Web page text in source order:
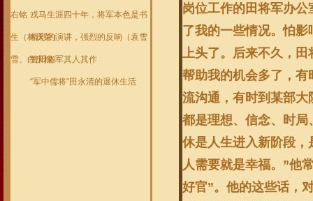
右铭 戎马生涯四十年，将军本色是书
生（林庆荣）
精彩的演讲，强烈的反响（袁雪
雪、白庆槐）
赞田将军其人其作
“军中儒将“田永清的退休生活
岗位工作的田将军办
了我的一些情况。怕
上头了。后来不久，
帮助我的机会多了，
流沟通，有时到某部
都是理想、信念、时
休是人生进入新阶段，
人需要就是幸福。”他
好官”。他的这些话，